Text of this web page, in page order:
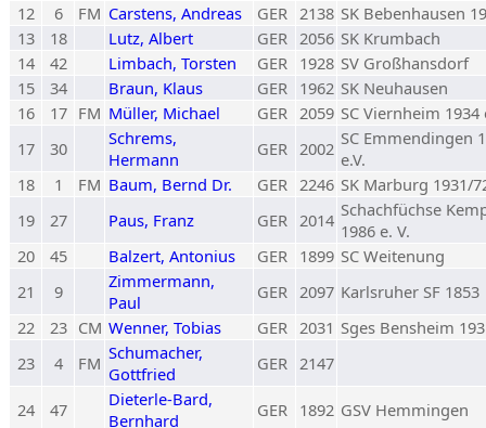
12
6 FM Carstens, Andreas GER 2138 SK Bebenhausen
13
18 Lutz, Albert GER 2056 SK Krumbach
14
42 Limbach, Torsten GER 1928 SV Großhansdorf
15
34 Braun, Klaus GER 1962 SK Neuhausen
16
17 FM Müller, Michael GER 2059 SC Viernheim 1934
17
30
Schrems,
Hermann
GER 2002 SC Emmendingen
e.V.
18
1 FM Baum, Bernd Dr. GER 2246 SK Marburg 1931/
19
27 Paus, Franz GER 2014 Schachfüchse
1986 e. V.
20
45 Balzert, Antonius GER 1899 SC Weitenung
21
9
Zimmermann,
Paul
GER 2097 Karlsruher SF 1853
22
23 CM Wenner, Tobias GER 2031 Sges Bensheim
23
4 FM Schumacher,
Gottfried
GER 2147
24 47
Dieterle-Bard,
Bernhard
GER 1892 GSV Hemmingen